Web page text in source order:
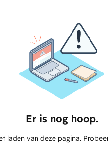
Er is nog hoop.
laden van deze pagina.